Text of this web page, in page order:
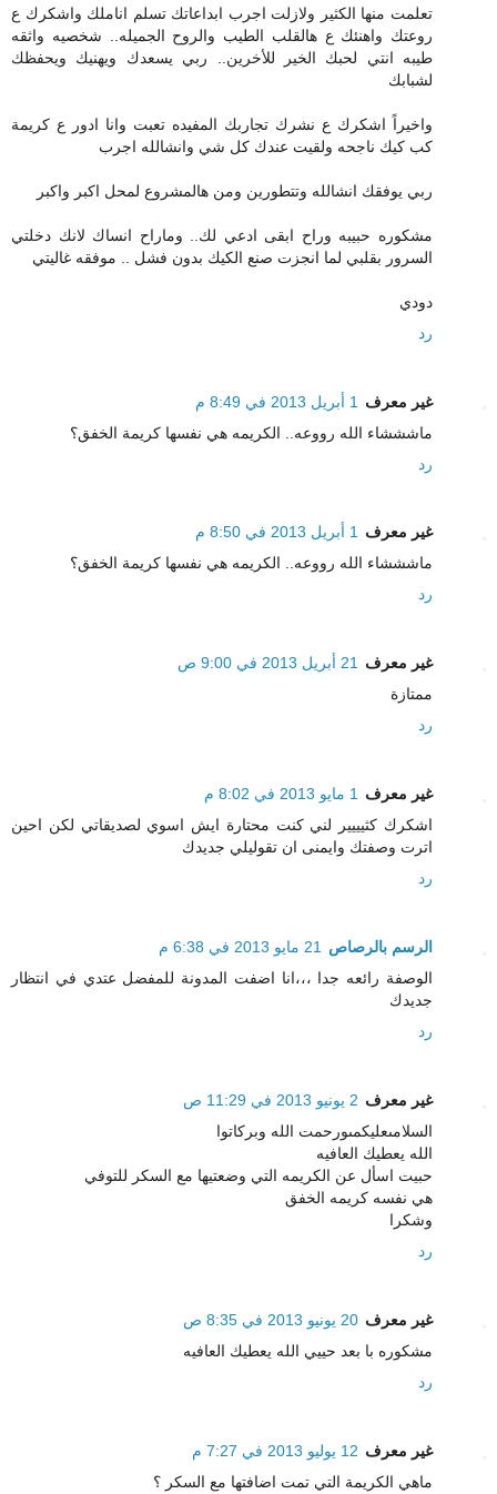
تعلمت منها الكثير ولازلت اجرب ابداعاتك تسلم اناملك واشكرك ع
روعتك واهنئك ع هالقلب الطيب والروح الجميله.. شخصيه واثقه
طيبه انتي لحبك الخير للأخرين.. ربي يسعدك ويهنيك ويحفظك
لشبابك
واخيراً اشكرك ع نشرك تجاربك المفيده تعبت وانا ادور ع كريمة
كب كيك ناجحه ولقيت عندك كل شي وانشالله اجرب
ربي يوفقك انشالله وتتطورين ومن هالمشروع لمحل اكبر واكبر
مشكوره حبيبه وراح ابقى ادعي لك.. وماراح انساك لانك دخلتي
السرور بقلبي لما انجزت صنع الكيك بدون فشل .. موفقه غاليتي
دودي
رد
غير معرف
1 أبريل 2013 في 8:49 م
ماشششاء الله رووعه.. الكريمه هي نفسها كريمة الخفق؟
رد
غير معرف 1 أبريل 2013 في 8:50 م
ماشششاء الله رووعه.. الكريمه هي نفسها كريمة الخفق؟
رد
غير معرف 21 أبريل 2013 في 9:00 ص
ممتازة
رد
غير معرف 1 مايو 2013 في 8:02 م
اشكرك كثيييير لني كنت محتارة ايش اسوي لصديقاتي لكن احين
اترت وصفتك وايمنى ان تقوليلي جديدك
رد
الرسم بالرصاص 21 مايو 2013 في 6:38 م
الوصفة رائعه جدا ،،،انا اضفت المدونة للمفضل عتدي في انتظار
جديدك
رد
غير معرف 2 يونيو 2013 في 11:29 ص
السلامىعليكمىورحمت الله وبركاتوا
الله يعطيك العافيه
حبيت اسأل عن الكريمه التي وضعتيها مع السكر للتوفي
هي نفسه كريمه الخفق
وشكرا
رد
غير معرف 20 يونيو 2013 في 8:35 ص
مشكوره با بعد حييي الله يعطيك العافيه
رد
غير معرف 12 يوليو 2013 في 7:27 م
ماهي الكريمة التي تمت اضافتها مع السكر ؟